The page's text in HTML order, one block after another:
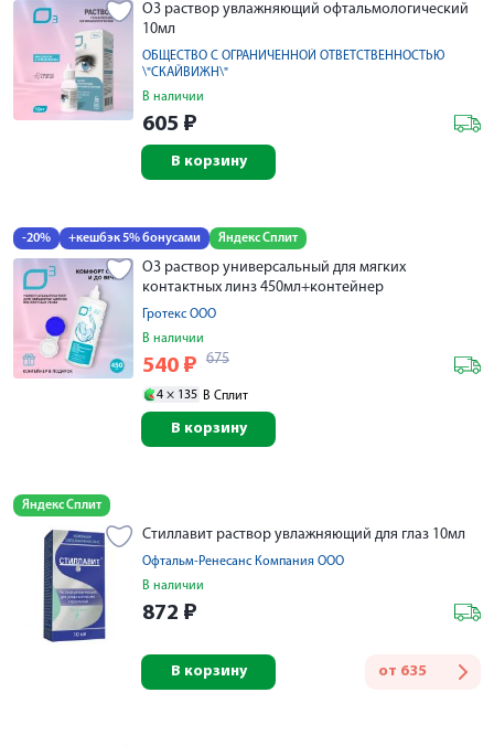
О3 раствор увлажняющий офтальмологический
10мл
ОБЩЕСТВО С ОГРАНИЧЕННОЙ ОТВЕТСТВЕННОСТЬЮ
\"СКАЙВИЖН\"
В наличии
605 ₽
В корзину
-20% +кешбэк 5% бонусами Яндекс Сплит
О3 раствор универсальный для мягких
контактных линз 450мл+контейнер
Гротекс ООО
В наличии
540 ₽ 675
4 × 135 В Сплит
В корзину
Яндекс Сплит
Стиллавит раствор увлажняющий для глаз 10мл
Офтальм-Ренесанс Компания ООО
В наличии
872 ₽
от 635
В корзину